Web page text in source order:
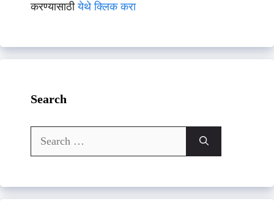
करण्यासाठीयेथे क्लिक करा
Search
Search
for: